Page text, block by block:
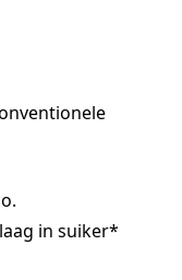
in suiker*